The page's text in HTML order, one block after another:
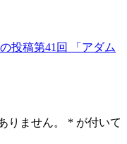
投稿第41回 「アダム
りません。 * が付いて